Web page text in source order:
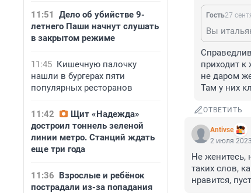
11:51
Дело об убийстве 9-
летнего Паши начнут слушать
в закрытом режиме
11:45 Кишечную палочку
нашли в бургерах пяти
популярных ресторанов
11:42
Щит «Надежда»
достроил тоннель зеленой
линии метро. Станций ждать
еще три года
11:36 Взрослые и ребёнок
пострадали из-за попадания
Гость27
приходит к
не даром
Там у них
ОТВЕТИТЬ
Antivse
2 июля
Не женитесь,
таких слов,
нравится,